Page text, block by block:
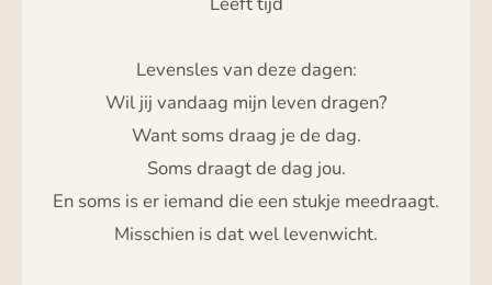
Levensles van deze dagen:
Wil jij vandaag mijn leven dragen?
Want soms draag je de dag.
Soms draagt de dag jou.
En soms is er iemand die een stukje meedraagt.
Misschien is dat wel levenwicht.